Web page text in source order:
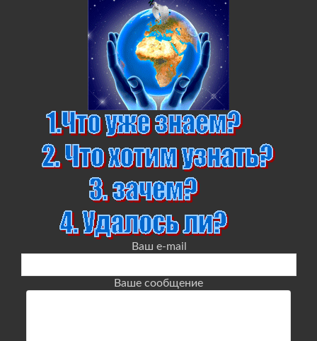
Ваш e-mail
Ваше сообщение